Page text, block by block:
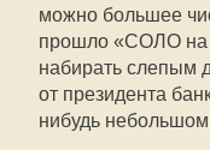
можно большее
прошло «СОЛО на
набирать слепым
от президента
нибудь